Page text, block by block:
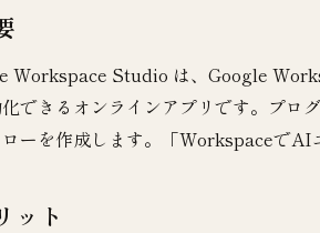
Workspace Studio は、Google
できるオンラインアプリです。プロ
ーを作成します。「WorkspaceでAI
ット